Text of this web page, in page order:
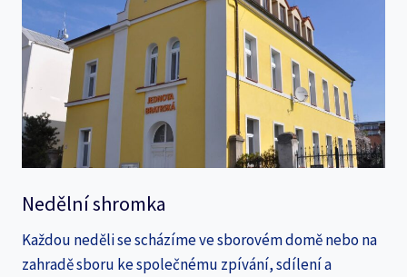
Nedělní shromka
Každou neděli se scházíme ve sborovém domě nebo na
zahradě sboru ke společnému zpívání, sdílení a